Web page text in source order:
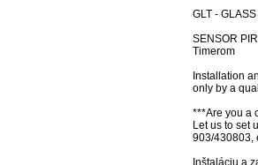
GLT -
SENSOR
Timerom
Installation
only by a
***Are you a
Let us to set
903/430803,
Inštaláciu a